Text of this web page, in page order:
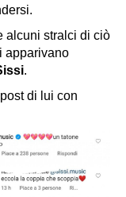
alcuni stralci di ciò
apparivano
.
di lui con